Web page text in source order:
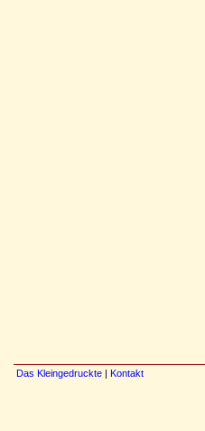
Das Kleingedruckte | Kontakt